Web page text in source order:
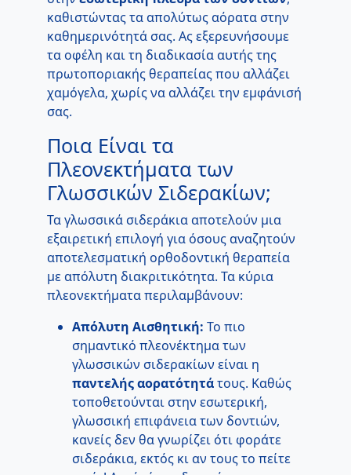
καθιστώντας τα απολύτως αόρατα στην
καθημερινότητά σας. Ας εξερευνήσουμε
τα οφέλη και τη διαδικασία αυτής της
πρωτοποριακής θεραπείας που αλλάζει
χαμόγελα, χωρίς να αλλάζει την εμφάνισή
σας.
Ποια Είναι τα
Πλεονεκτήματα των
Γλωσσικών Σιδερακίων;
Τα γλωσσικά σιδεράκια αποτελούν μια
εξαιρετική επιλογή για όσους αναζητούν
αποτελεσματική ορθοδοντική θεραπεία
με απόλυτη διακριτικότητα. Τα κύρια
πλεονεκτήματα περιλαμβάνουν:
Απόλυτη Αισθητική: Το πιο
σημαντικό πλεονέκτημα των
γλωσσικών σιδερακίων είναι η
παντελής αορατότητάτους. Καθώς
τοποθετούνται στην εσωτερική,
γλωσσική επιφάνεια των δοντιών,
κανείς δεν θα γνωρίζει ότι φοράτε
σιδεράκια, εκτός κι αν τους το πείτε